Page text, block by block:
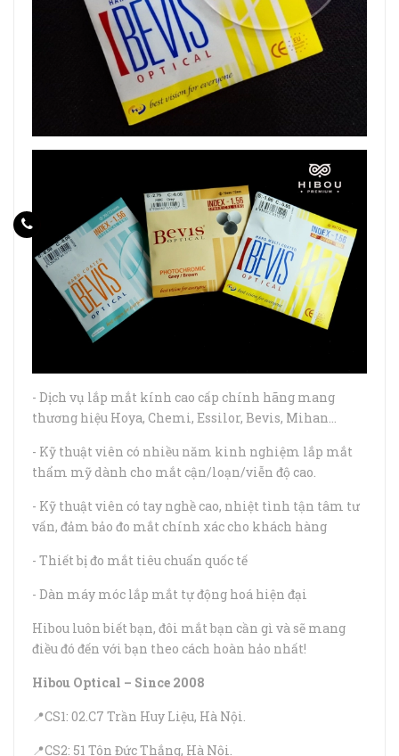
- Dịch vụ lắp mắt kính cao cấp chính hãng mang
thương hiệu Hoya, Chemi, Essilor, Bevis, Mihan...
- Kỹ thuật viên có nhiều năm kinh nghiệm lắp mắt
thẩm mỹ dành cho mắt cận/loạn/viễn độ cao.
- Kỹ thuật viên có tay nghề cao, nhiệt tình tận tâm tư
vấn, đảm bảo đo mắt chính xác cho khách hàng
- Thiết bị đo mắt tiêu chuẩn quốc tế
- Dàn máy móc lắp mắt tự động hoá hiện đại
Hibou luôn biết bạn, đôi mắt bạn cần gì và sẽ mang
điều đó đến với bạn theo cách hoàn hảo nhất!
Hibou Optical – Since 2008
📍CS1: 02.C7 Trần Huy Liệu, Hà Nội.
📍CS2: 51 Tôn Đức Thắng, Hà Nội.